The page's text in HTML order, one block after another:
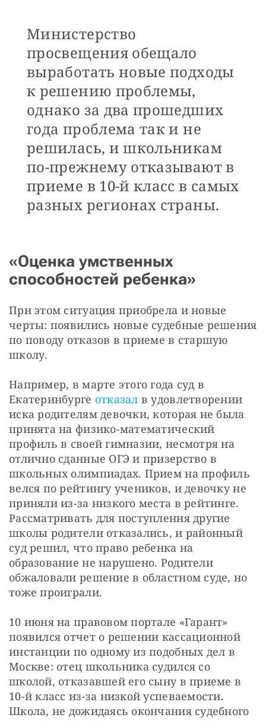
Министерство
просвещения обещало
выработать новые подходы
к решению проблемы,
однако за два прошедших
года проблема так и не
решилась, и школьникам
по-прежнему отказывают в
приеме в 10-й класс в самых
разных регионах страны.
«Оценка умственных
способностей ребенка»
При этом ситуация приобрела и новые
черты: появились новые судебные решения
по поводу отказов в приеме в старшую
школу.
Например, в марте этого года суд в
Екатеринбурге отказал в удовлетворении
иска родителям девочки, которая не была
принята на физико-математический
профиль в своей гимназии, несмотря на
отлично сданные ОГЭ и призерство в
школьных олимпиадах. Прием на профиль
велся по рейтингу учеников, и девочку не
приняли из-за низкого места в рейтинге.
Рассматривать для поступления другие
школы родители отказались, и районный
суд решил, что право ребенка на
образование не нарушено. Родители
обжаловали решение в областном суде, но
тоже проиграли.
10 июня на правовом портале «Гарант»
появился отчет о решении кассационной
инстанции по одному из подобных дел в
Москве: отец школьника судился со
школой, отказавшей его сыну в приеме в
10-й класс из-за низкой успеваемости.
Школа, не дожидаясь окончания судебного